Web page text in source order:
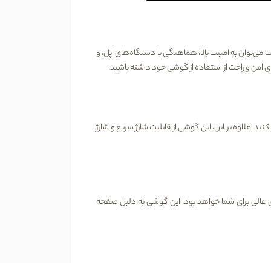
می‌توان بهامنیت بالا،هماهنگی با دستگاه‌های اپل، و
امن و راحت از استفاده از گوشی خود داشته باشید.
علاوه بر این، این گوشی از قابلیتشارژ سریعوشارژ
عالی برای شما خواهد بود. این گوشی به دلیل صفحه